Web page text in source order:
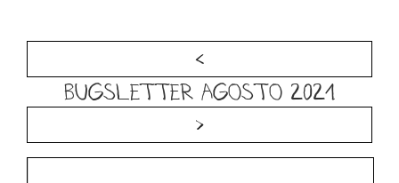
<
Bugsletter agosto 2021
>